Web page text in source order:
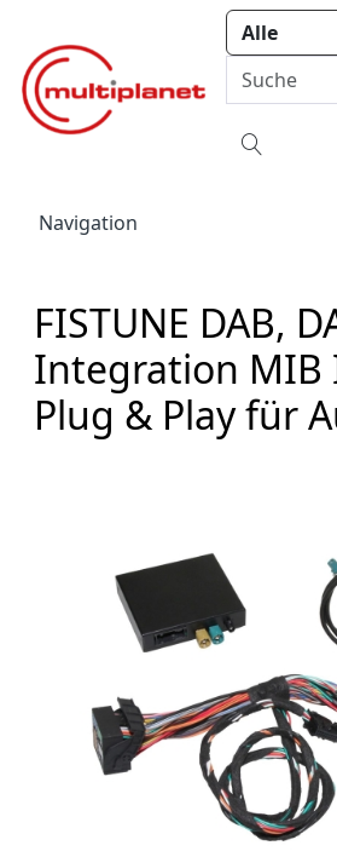
Navigation
FISTUNE DAB,
Integration MIB
Plug & Play für